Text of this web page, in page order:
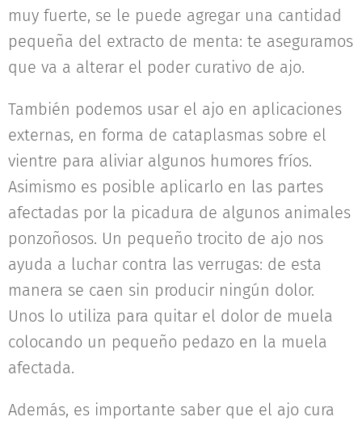
muy fuerte, se le puede agregar una cantidad
pequeña del extracto de menta: te aseguramos
que va a alterar el poder curativo de ajo.
También podemos usar el ajo en aplicaciones
externas, en forma de cataplasmas sobre el
vientre para aliviar algunos humores fríos.
Asimismo es posible aplicarlo en las partes
afectadas por la picadura de algunos animales
ponzoñosos. Un pequeño trocito de ajo nos
ayuda a luchar contra las verrugas: de esta
manera se caen sin producir ningún dolor.
Unos lo utiliza para quitar el dolor de muela
colocando un pequeño pedazo en la muela
afectada.
Además, es importante saber que el ajo cura